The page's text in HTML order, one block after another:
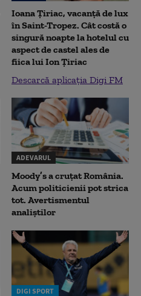
Ioana Țiriac, vacanță de lux
în Saint-Tropez. Cât costă o
singură noapte la hotelul cu
aspect de castel ales de
fiica lui Ion Țiriac
Descarcă aplicația Digi FM
ADEVARUL
Moody’s a cruțat România.
Acum politicienii pot strica
tot. Avertismentul
analiștilor
DIGI SPORT